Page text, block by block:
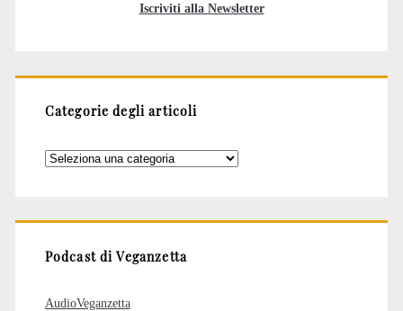
Iscriviti alla Newsletter
Categorie degli articoli
Categorie
Podcast di Veganzetta
AudioVeganzetta